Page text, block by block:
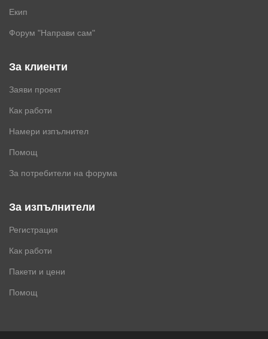
Екип
Форум "Направи сам"
За клиенти
Заяви проект
Как работи
Намери изпълнител
Помощ
За потребители на форума
За изпълнители
Регистрация
Как работи
Пакети и цени
Помощ